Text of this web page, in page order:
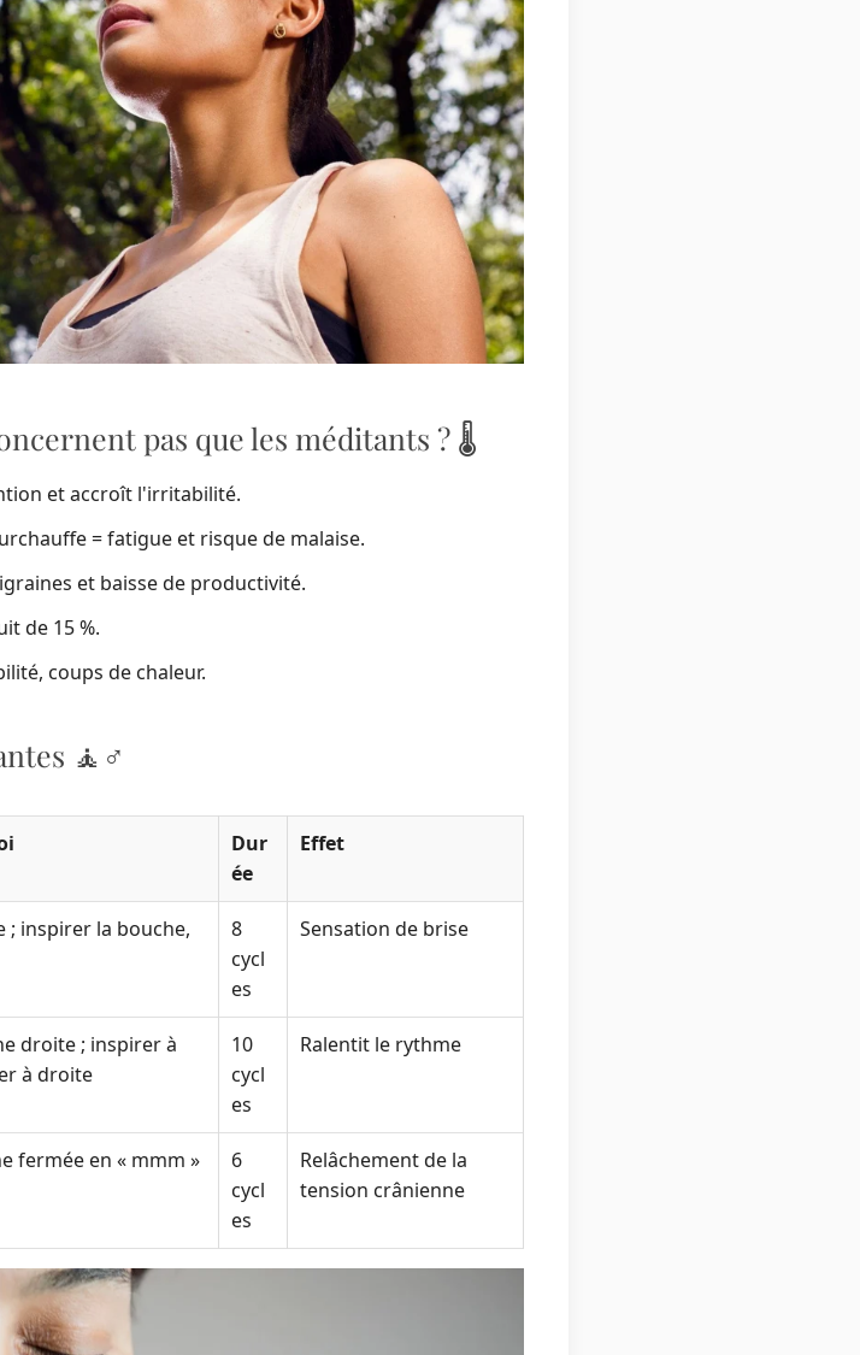
pas que les méditants ? 🌡️
et accroît l'irritabilité.
= fatigue et risque de malaise.
et baisse de productivité.
de 15 %.
coups de chaleur.
🧘♂️
Dur
ée
Effet
; inspirer la bouche,
8
cycl
es
Sensation de brise
droite ; inspirer à
à droite
10
cycl
es
Ralentit le rythme
fermée en « mmm »
6
cycl
es
Relâchement de la
tension crânienne